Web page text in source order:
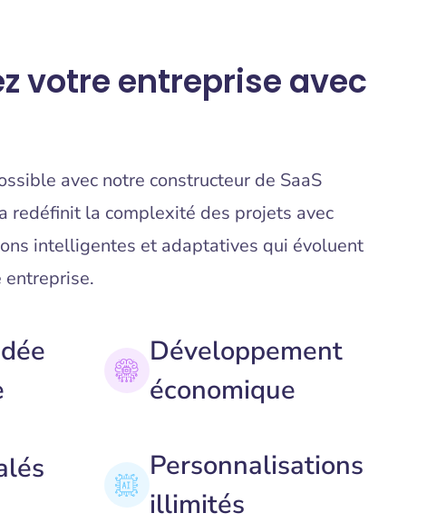
votre entreprise avec
avec notre constructeur de SaaS
redéfinit la complexité des projets avec
intelligentes et adaptatives qui évoluent
entreprise.
Développement
économique
Personnalisations
illimités